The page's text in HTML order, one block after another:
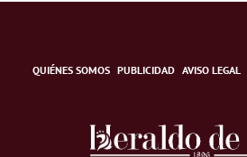
QUIÉNES SOMOS PUBLICIDAD AVISO LEGAL